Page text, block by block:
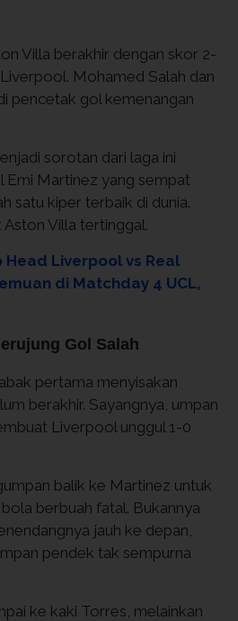
Villa berakhir dengan skor 2-
Mohamed Salah dan
pencetak gol kemenangan
sorotan dari laga ini
Emi Martinez yang sempat
satu kiper terbaik di dunia.
Villa tertinggal.
Head Liverpool vs Real
di Matchday 4 UCL,
Gol Salah
pertama menyisakan
berakhir. Sayangnya, umpan
Liverpool unggul 1-0
balik ke Martinez untuk
berbuah fatal. Bukannya
jauh ke depan,
pendek tak sempurna
ke kaki Torres, melainkan